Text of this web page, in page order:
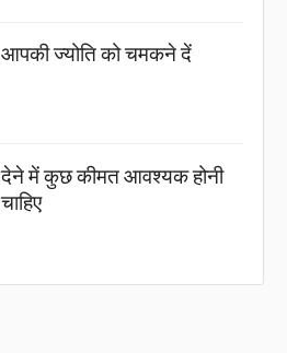
आपकी ज्योति को चमकने दें
देने में कुछ कीमत आवश्यक होनी
चाहिए